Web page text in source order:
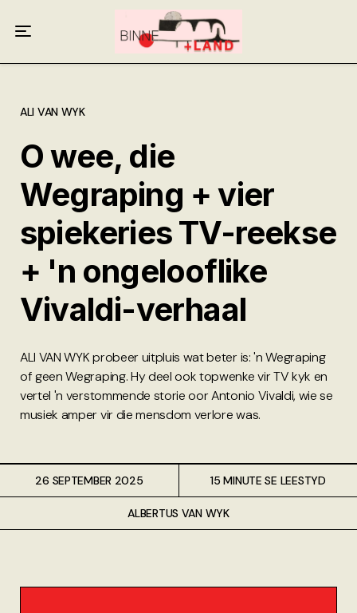
ALI VAN WYK
O wee, die
Wegraping + vier
spiekeries TV-reekse
+ 'n ongelooflike
Vivaldi-verhaal
ALI VAN WYK probeer uitpluis wat beter is: 'n Wegraping
of geen Wegraping. Hy deel ook topwenke vir TV kyk en
vertel 'n verstommende storie oor Antonio Vivaldi, wie se
musiek amper vir die mensdom verlore was.
26 SEPTEMBER 2025
ALBERTUS VAN WYK
15 MINUTE SE LEESTYD
Meer oor ons
Anneliese Burgess
Ali van Wyk
Piet Croucamp
Willem Kempen
Gas + Poste
Kop + Knoper